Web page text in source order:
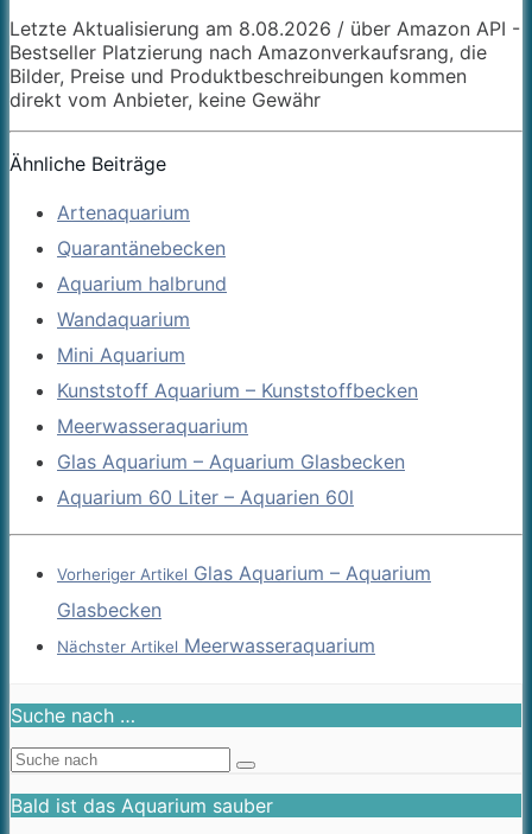
Letzte Aktualisierung am 8.08.2026 / über Amazon API -
Bestseller Platzierung nach Amazonverkaufsrang, die
Bilder, Preise und Produktbeschreibungen kommen
direkt vom Anbieter, keine Gewähr
Ähnliche Beiträge
Artenaquarium
Quarantänebecken
Aquarium halbrund
Wandaquarium
Mini Aquarium
Kunststoff Aquarium – Kunststoffbecken
Meerwasseraquarium
Glas Aquarium – Aquarium Glasbecken
Aquarium 60 Liter – Aquarien 60l
Vorheriger Artikel Glas Aquarium – Aquarium
Glasbecken
Nächster Artikel Meerwasseraquarium
Suche nach …
Bald ist das Aquarium sauber